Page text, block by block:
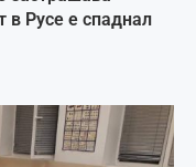
в Русе е спаднал